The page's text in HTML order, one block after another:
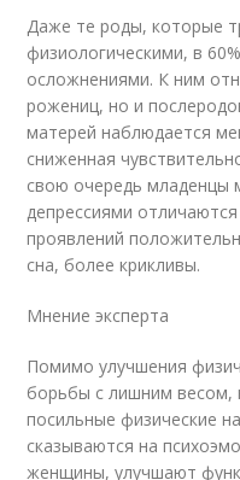
Даже те роды, которые
физиологическими, в
осложнениями. К ним
рожениц, но и
матерей наблюдается
сниженная
свою очередь младенцы
депрессиями
проявлений
сна, более крикливы.
Мнение эксперта
Помимо улучшения
борьбы с лишним весом,
посильные физические
сказываются на
женщины, улучшают